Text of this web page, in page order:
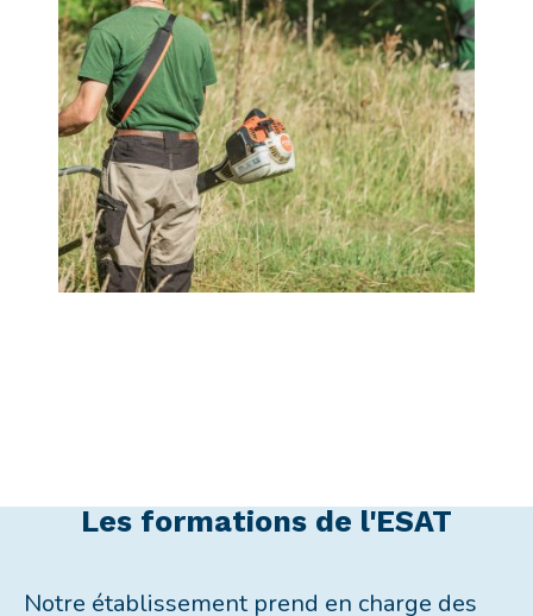
Les formations de l'ESAT
Notre établissement prend en charge des